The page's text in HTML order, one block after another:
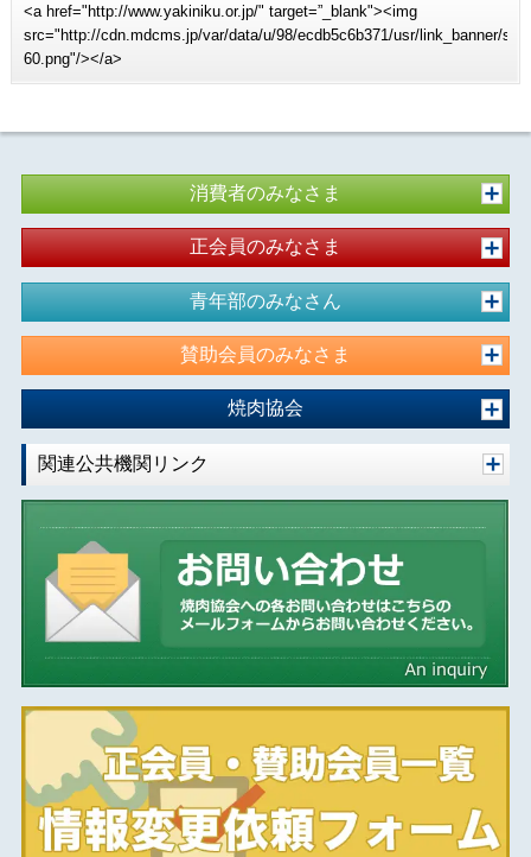
<a href="http://www.yakiniku.or.jp/" target=”_blank"><img
src="http://cdn.mdcms.jp/var/data/u/98/ecdb5c6b371/usr/link_banner/
60.png"/></a>
消費者のみなさま
正会員のみなさま
青年部のみなさん
賛助会員のみなさま
焼肉協会
関連公共機関リンク